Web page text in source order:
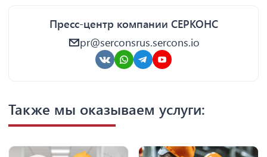
Пресс-центр компании СЕРКОНС
pr@serconsrus.sercons.io
Также мы оказываем услуги: